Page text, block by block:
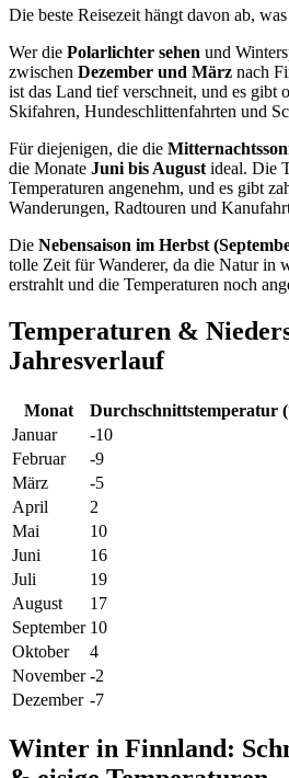
Die beste Reisezeit hängt davon ab,
Wer die Polarlichter sehen und
zwischen Dezember und März nach
ist das Land tief verschneit, und es gibt
Skifahren, Hundeschlittenfahrten und
Für diejenigen, die die
die Monate Juni bis August ideal. Die
Temperaturen angenehm, und es gibt
Wanderungen, Radtouren und
Die Nebensaison im Herbst
tolle Zeit für Wanderer, da die Natur in
erstrahlt und die Temperaturen noch
Temperaturen &
Jahresverlauf
Monat Durchschnittstemperatur
Januar
-10
Februar
-9
März
-5
April
2
Mai
10
Juni
16
Juli
19
August
17
September 10
Oktober
4
November -2
Dezember -7
Winter in Finnland: